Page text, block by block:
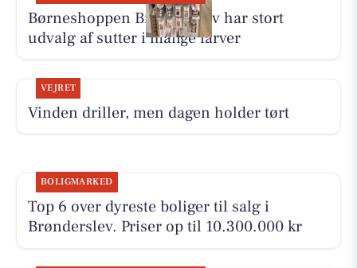
Børneshoppen Brønderslev har stort
udvalg af sutter i mange farver
VEJRET
Vinden driller, men dagen holder tørt
BOLIGMARKED
Top 6 over dyreste boliger til salg i
Brønderslev. Priser op til 10.300.000 kr